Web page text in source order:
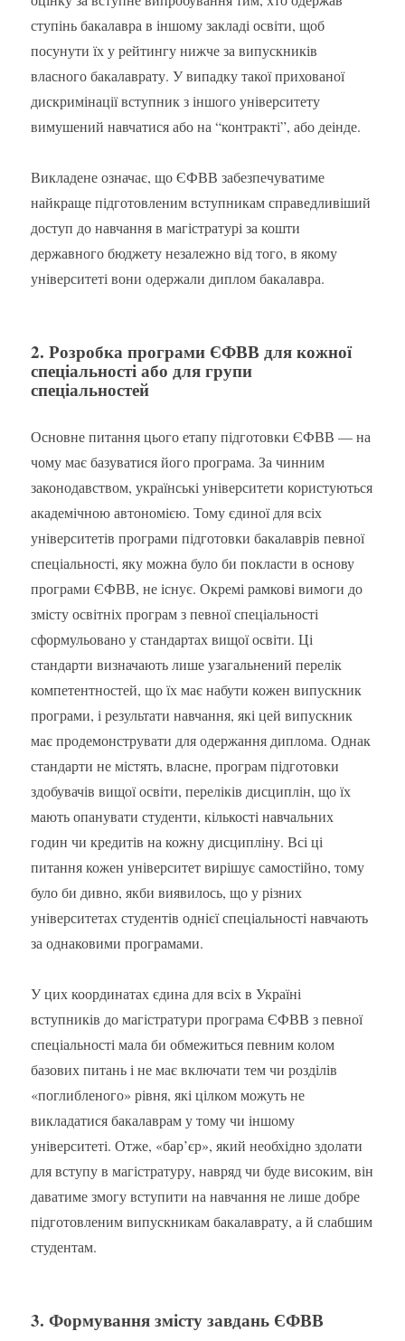
ступінь бакалавра в іншому закладі освіти, щоб
посунути їх у рейтингу нижче за випускників
власного бакалаврату. У випадку такої прихованої
дискримінації вступник з іншого університету
вимушений навчатися або на “контракті”, або деінде.
Викладене означає, що ЄФВВ забезпечуватиме
найкраще підготовленим вступникам справедливіший
доступ до навчання в магістратурі за кошти
державного бюджету незалежно від того, в якому
університеті вони одержали диплом бакалавра.
2. Розробка програми ЄФВВ для кожної
спеціальності або для групи
спеціальностей
Основне питання цього етапу підготовки ЄФВВ — на
чому має базуватися його програма. За чинним
законодавством, українські університети користуються
академічною автономією. Тому єдиної для всіх
університетів програми підготовки бакалаврів певної
спеціальності, яку можна було би покласти в основу
програми ЄФВВ, не існує. Окремі рамкові вимоги до
змісту освітніх програм з певної спеціальності
сформульовано у стандартах вищої освіти. Ці
стандарти визначають лише узагальнений перелік
компетентностей, що їх має набути кожен випускник
програми, і результати навчання, які цей випускник
має продемонструвати для одержання диплома. Однак
стандарти не містять, власне, програм підготовки
здобувачів вищої освіти, переліків дисциплін, що їх
мають опанувати студенти, кількості навчальних
годин чи кредитів на кожну дисципліну. Всі ці
питання кожен університет вирішує самостійно, тому
було би дивно, якби виявилось, що у різних
університетах студентів однієї спеціальності навчають
за однаковими програмами.
У цих координатах єдина для всіх в Україні
вступників до магістратури програма ЄФВВ з певної
спеціальності мала би обмежиться певним колом
базових питань і не має включати тем чи розділів
«поглибленого» рівня, які цілком можуть не
викладатися бакалаврам у тому чи іншому
університеті. Отже, «бар’єр», який необхідно здолати
для вступу в магістратуру, навряд чи буде високим, він
даватиме змогу вступити на навчання не лише добре
підготовленим випускникам бакалаврату, а й слабшим
студентам.
3. Формування змісту завдань ЄФВВ